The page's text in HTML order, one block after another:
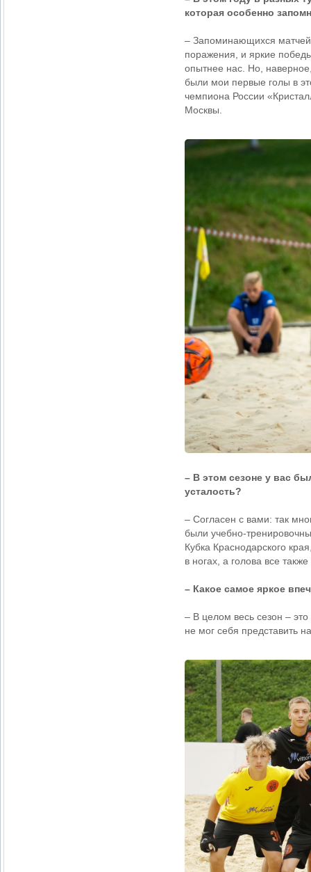
которая особенно
– Запоминающихся матчей
поражения, и яркие
опытнее нас. Но,
были мои первые голы в
чемпиона России
Москвы.
– В этом сезоне у вас
усталость?
– Согласен с вами: так
были учебно-
Кубка Краснодарского
в ногах, а голова все
– Какое самое яркое
– В целом весь сезон –
не мог себя представить